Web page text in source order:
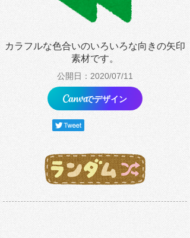
カラフルな色合いのいろいろな向きの矢印
素材です。
公開日：2020/07/11
でデザイン